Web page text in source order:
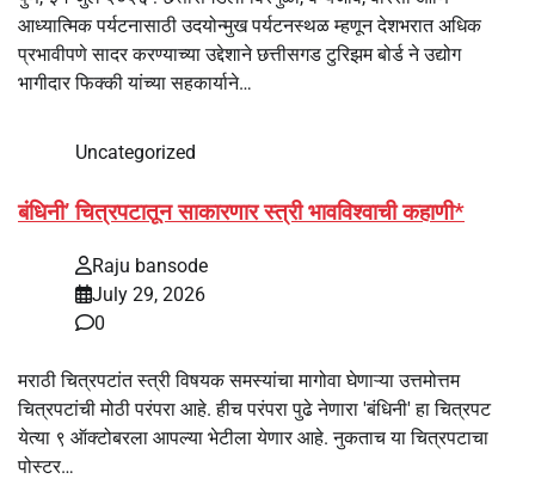
आध्यात्मिक पर्यटनासाठी उदयोन्मुख पर्यटनस्थळ म्हणून देशभरात अधिक
प्रभावीपणे सादर करण्याच्या उद्देशाने छत्तीसगड टुरिझम बोर्ड ने उद्योग
भागीदार फिक्की यांच्या सहकार्याने…
Uncategorized
बंधिनी’ चित्रपटातून साकारणार स्त्री भावविश्वाची कहाणी*
Raju bansode
July 29, 2026
0
मराठी चित्रपटांत स्त्री विषयक समस्यांचा मागोवा घेणाऱ्या उत्तमोत्तम
चित्रपटांची मोठी परंपरा आहे. हीच परंपरा पुढे नेणारा 'बंधिनी' हा चित्रपट
येत्या ९ ऑक्टोबरला आपल्या भेटीला येणार आहे. नुकताच या चित्रपटाचा
पोस्टर…